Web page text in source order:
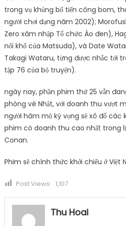
trong vụ khủng bố tiến công bom,
người chơi dạng năm 2002);
Zero xâm nhập Tổ chức Áo đen),
nối khố của Matsuda), và Date
Takagi Wataru, từng được nhắc tới
tập 76 của bộ truyện).
ngày nay, phần phim thứ 25 vẫn
phòng vé Nhật, với doanh thu vượt
người hâm mộ kỳ vọng sẽ xô đổ các
phim có doanh thu cao nhất trong
Conan.
Phim sẽ chính thức khởi chiếu ở Việt
Post Views: 1,107
Thu Hoai